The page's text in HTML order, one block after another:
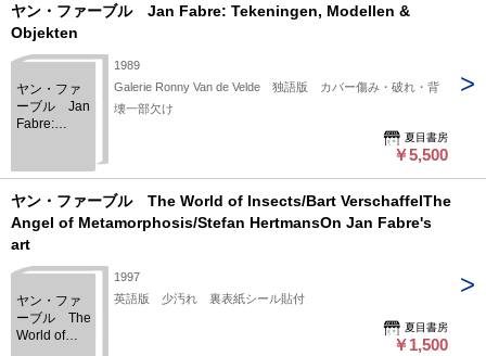
収録。
ヤン・ファーブル Jan Fabre: Tekeningen, Modellen &
Objekten
ヤン・ファ
ーブル Jan
Fabre:
Objekten
1989
Galerie Ronny Van de Velde 独語版 カバー傷み・破れ・背
壊一部欠け
夏目書房
￥5,500
ヤン・ファーブル The World of Insects/Bart VerschaffelThe
Angel of Metamorphosis/Stefan HertmansOn Jan Fabre's
art
ヤン・ファ
ーブル The
World of
1997
英語版 少汚れ 裏表紙シール貼付
夏目書房
￥1,500